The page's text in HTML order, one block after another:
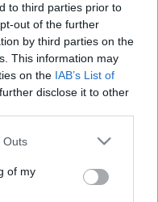
to third parties prior to
out of the further
by third parties on the
This information may
on the IAB’s List of
disclose it to other
one or more Google
You may click to
its third-party tags to
Outs
of my
világ legnagyobb
napokban
addig is egy kis
a kontent. Ha
lájkot és kövess
a fagyban /